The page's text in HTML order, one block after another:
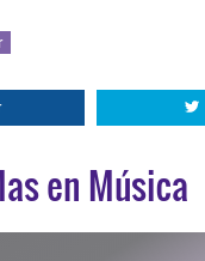
en Música